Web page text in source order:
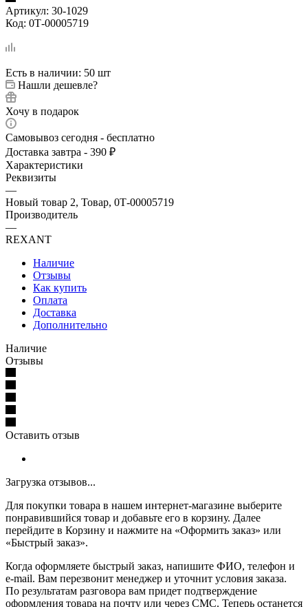
Артикул: 30-1029
Код: 0Т-00005719
Есть в наличии: 50 шт
Нашли дешевле?
Хочу в подарок
Самовывоз сегодня - бесплатно
Доставка завтра - 390 ₽
Характеристики
Реквизиты
—
Новый товар 2, Товар, 0Т-00005719
Производитель
—
REXANT
Наличие
Отзывы
Как купить
Оплата
Доставка
Дополнительно
Наличие
Отзывы
Оставить отзыв
Загрузка отзывов...
Для покупки товара в нашем интернет-магазине выберите
понравившийся товар и добавьте его в корзину. Далее
перейдите в Корзину и нажмите на «Оформить заказ» или
«Быстрый заказ».
Когда оформляете быстрый заказ, напишите ФИО, телефон и
e-mail. Вам перезвонит менеджер и уточнит условия заказа.
По результатам разговора вам придет подтверждение
оформления товара на почту или через СМС. Теперь останется